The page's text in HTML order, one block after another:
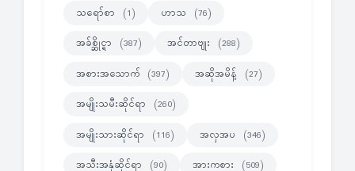
သရော်စာ (1) ဟာသ (76)
အခ်စ္ဆိုင္ရာ (387) အင်တာဗျုး (288)
အစားအသောက် (397) အဆိုအမိန့် (27)
အမျိုးသမီးဆိုင်ရာ (260)
အမျိုးသားဆိုင်ရာ (116) အလှအပ (346)
အသီးအနှံဆိုင်ရာ (90) အားကစား (509)